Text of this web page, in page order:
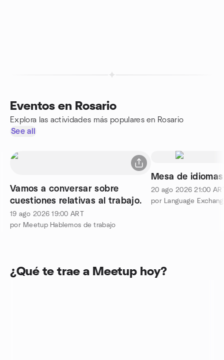
Eventos en Rosario
Explora las actividades más populares en Rosario
See all
Vamos a conversar sobre
cuestiones relativas al trabajo.
19 ago 2026 19:00 ART
por Meetup Hablemos de trabajo
Mesa de
20 ago 2026 21:00
por Language
¿Qué te trae a Meetup hoy?